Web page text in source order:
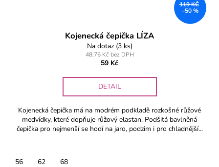
119 KČ
–50 %
Kojenecká čepička LÍZA
Na dotaz (3 ks)
48,76 Kč bez DPH
59 Kč
DETAIL
Kojenecká čepička má na modrém podkladě rozkošné růžové
medvídky, které dopňuje růžový elastan. Podšitá bavlněná
čepička pro nejmenší se hodí na jaro, podzim i pro chladnější...
56 62 68